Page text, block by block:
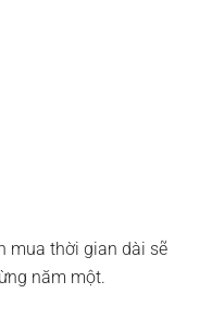
mua thời gian dài sẽ
năm một.